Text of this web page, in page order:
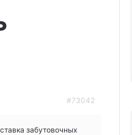
#73042
забутовочных